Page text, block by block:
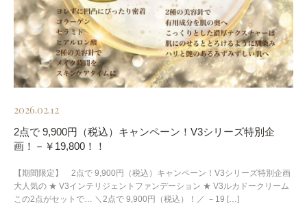
2026.02.12
2点で 9,900円（税込）キャンペーン！V3シリーズ特別企
画！－￥19,800！！
【期間限定】 2点で 9,900円（税込）キャンペーン！V3シリーズ特別企画
大人気の ★ V3インテリジェントファンデーション ★ V3ルカドークリーム
この2点がセットで… ＼2点で 9,900円（税込）！／ －19 […]